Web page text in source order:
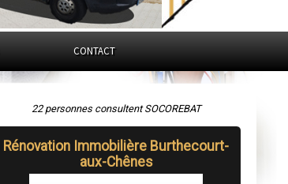
CONTACT
22 personnes consultent SOCOREBAT
Rénovation Immobilière Burthecourt-
aux-Chênes